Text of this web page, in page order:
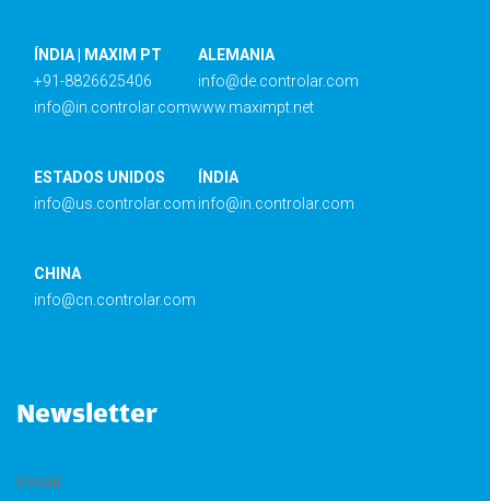
ÍNDIA | MAXIM PT
+91-8826625406
info@in.controlar.comwww.maximpt.net
ALEMANIA
info@de.controlar.com
ESTADOS UNIDOS
info@us.controlar.com
ÍNDIA
info@in.controlar.com
CHINA
info@cn.controlar.com
Newsletter